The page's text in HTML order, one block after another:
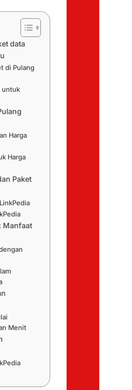
data
di Pulang
untuk
Harga
Harga
Paket
Manfaat
Menit